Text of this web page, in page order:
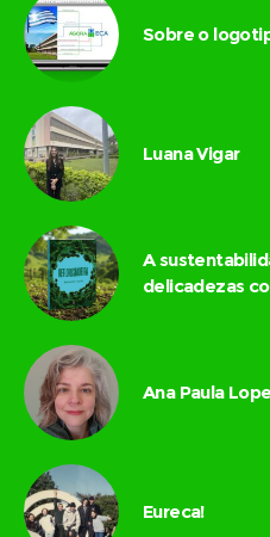
Sobre o
Luana Vigar
A
delicadezas
Ana Paula
Eureca!